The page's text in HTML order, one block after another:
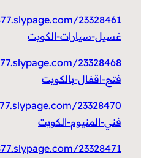
غسيل-سيارات-الكويت
فتح-اقفال-بالكويت
فني-المنيوم-الكويت